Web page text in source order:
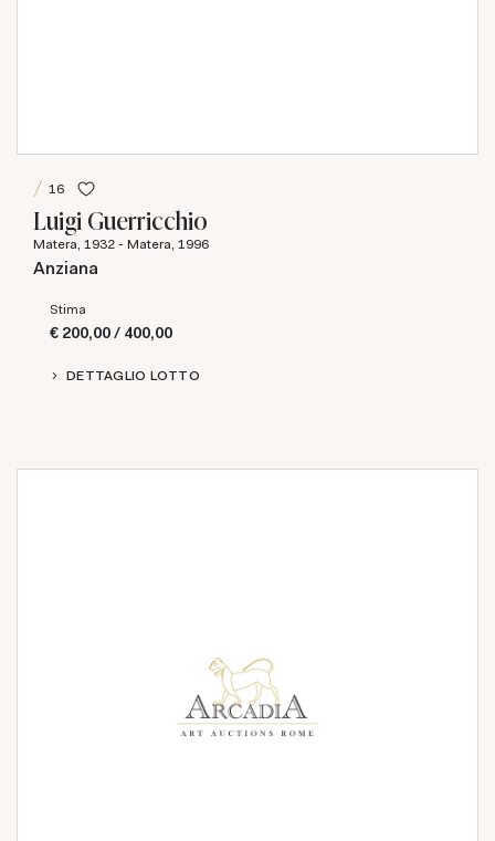
16
Luigi Guerricchio
Matera, 1932 - Matera, 1996
Anziana
Stima
€ 200,00 / 400,00
DETTAGLIO LOTTO